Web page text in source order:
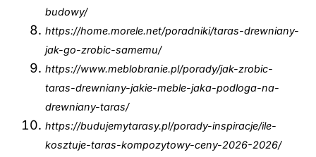
budowy/
https://home.morele.net/poradniki/taras-drewniany-
jak-go-zrobic-samemu/
https://www.meblobranie.pl/porady/jak-zrobic-
taras-drewniany-jakie-meble-jaka-podloga-na-
drewniany-taras/
https://budujemytarasy.pl/porady-inspiracje/ile-
kosztuje-taras-kompozytowy-ceny-2026-2026/